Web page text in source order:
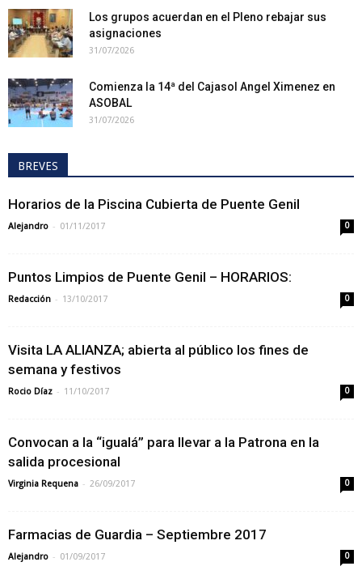
Los grupos acuerdan en el Pleno rebajar sus
asignaciones
31/07/2026
Comienza la 14ª del Cajasol Angel Ximenez en
ASOBAL
31/07/2026
BREVES
Horarios de la Piscina Cubierta de Puente Genil
Alejandro - 01/11/2017 0
Puntos Limpios de Puente Genil – HORARIOS:
Redacción - 13/10/2017 0
Visita LA ALIANZA; abierta al público los fines de
semana y festivos
Rocio Díaz - 11/10/2017 0
Convocan a la “igualá” para llevar a la Patrona en la
salida procesional
Virginia Requena - 26/09/2017 0
Farmacias de Guardia – Septiembre 2017
Alejandro - 01/09/2017 0